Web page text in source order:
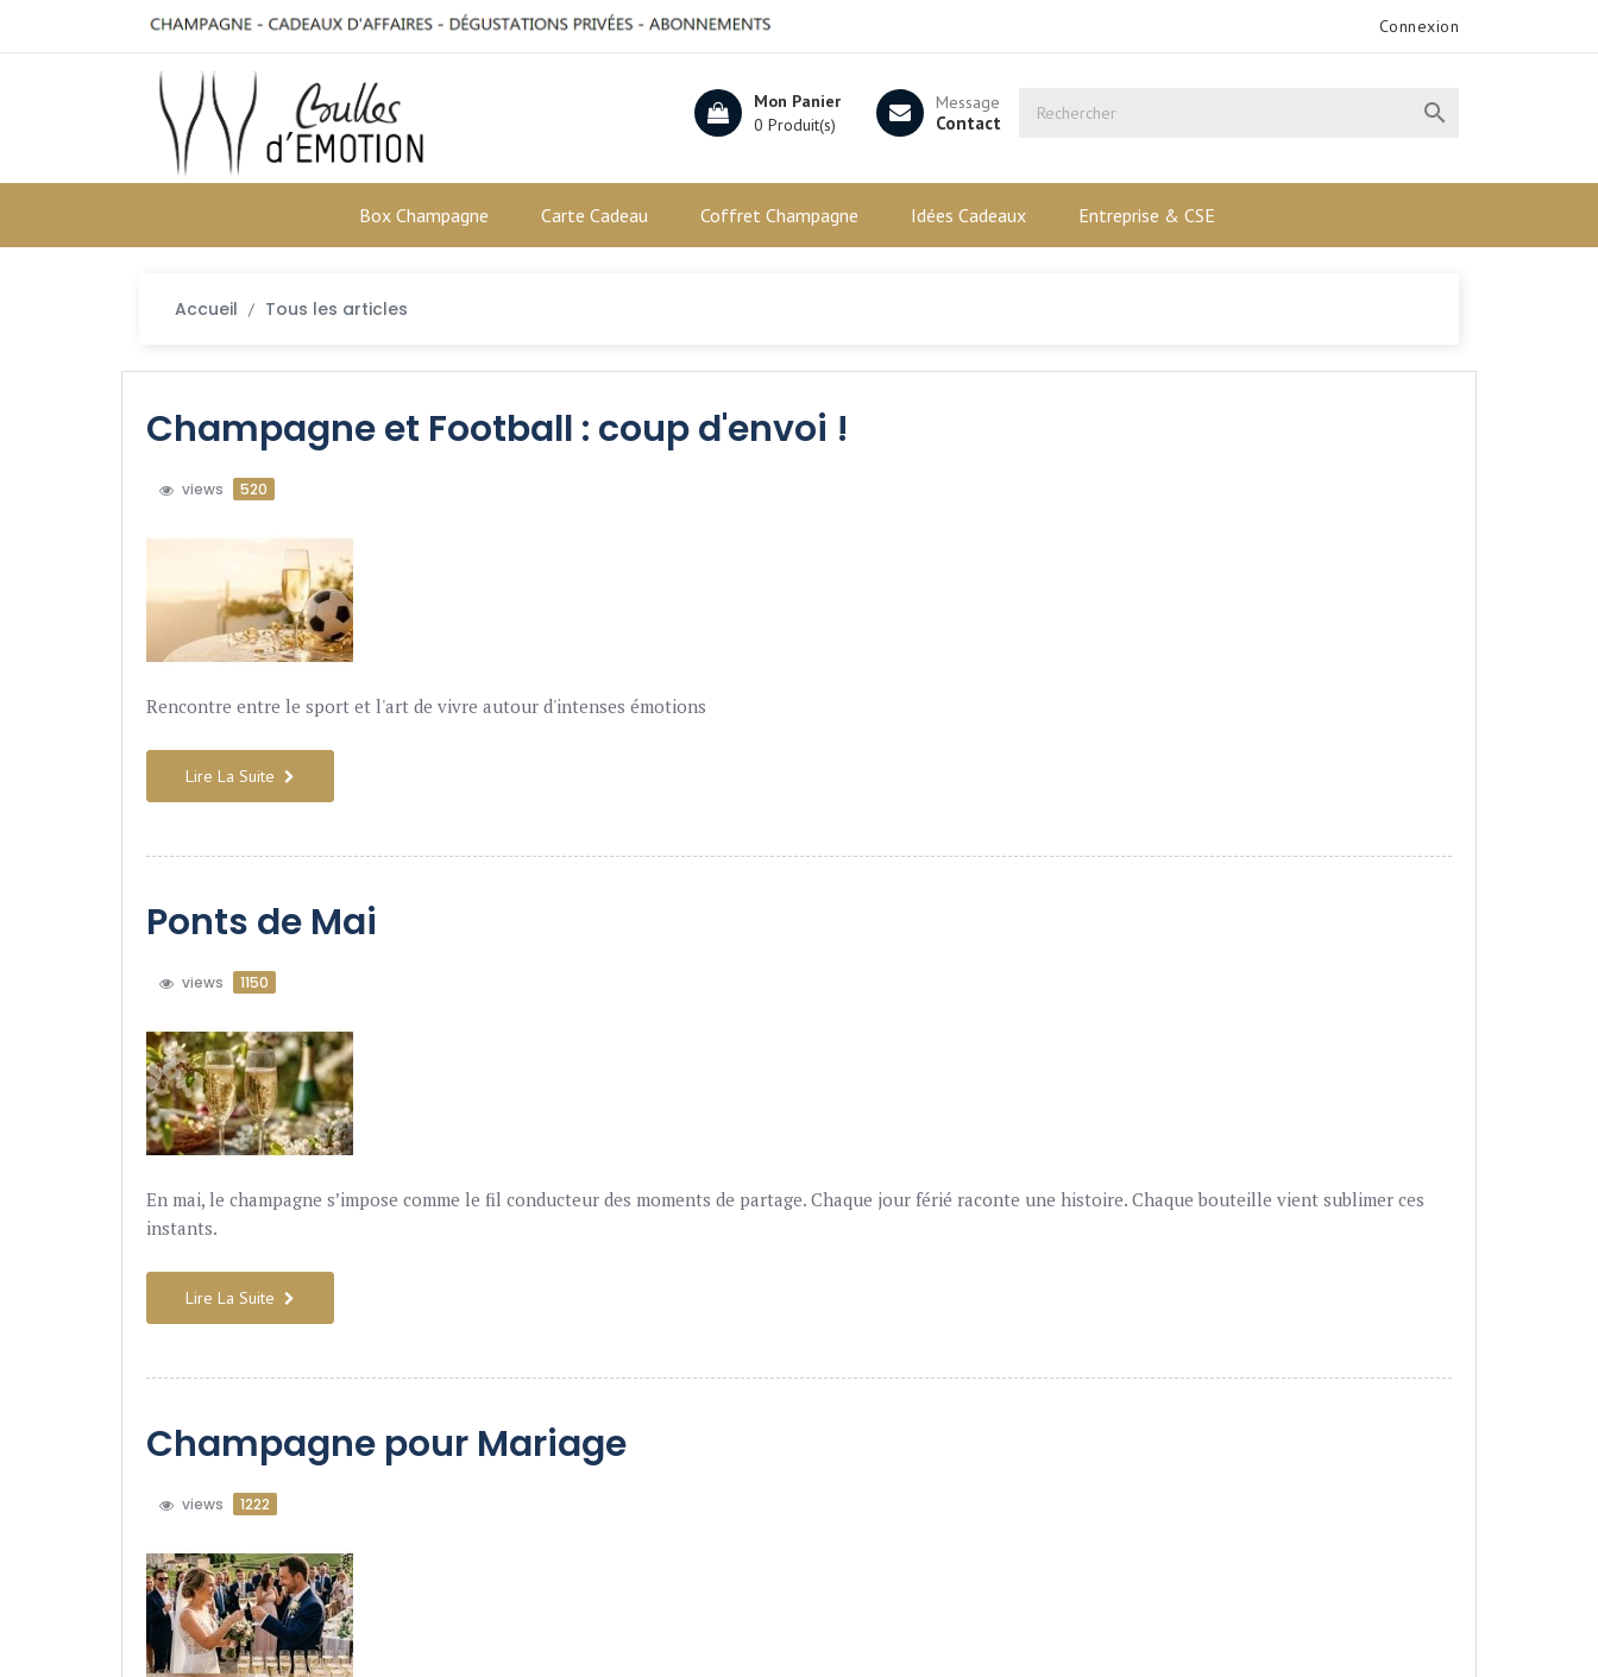
Connexion

Message
Contact
Mon Panier
0 Produit(s)
Box Champagne Carte Cadeau Coffret Champagne Idées Cadeaux Entreprise & CSE
Accueil Tous les articles
Champagne et Football : coup d'envoi !
views 520
Rencontre entre le sport et l'art de vivre autour d'intenses émotions
Lire La Suite
Ponts de Mai
views 1150
En mai, le champagne s’impose comme le fil conducteur des moments de partage. Chaque jour férié raconte une histoire. Chaque bouteille vient sublimer ces
instants.
Lire La Suite
Champagne pour Mariage
views 1222